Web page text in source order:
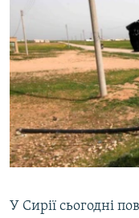
ВСЕ ЗА ДЕНЬ
СПЕЦПРОЕКТИ
ДЕПОРТАЦІЯ
ВІДЕОУРОКИ «ELIFBE»
СВІДЧЕННЯ ОКУПАЦІЇ
УКРАЇНСЬКА
ЯК ОБІЙТИ
Русский
Qırımtatar
У Сирії сьогодні